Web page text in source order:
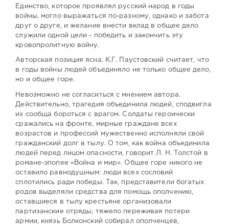
Единство, которое проявлял русский народ в годы
войны, могло выражаться по-разному, однако и забота
друг о друге, и желание внести вклад в общее дело
служили одной цели - победить и закончить эту
кровопролитную войну.
Авторская позиция ясна. К.Г. Паустовский считает, что
в годы войны людей объединяло не только общее дело,
но и общее горе.
Невозможно не согласиться с мнением автора.
Действительно, трагедия объединила людей, сподвигла
их сообща бороться с врагом. Солдаты героически
сражались на фронте, мирные граждане всех
возрастов и профессий мужественно исполняли свой
гражданский долг в тылу. О том, как война объединила
людей перед лицом опасности, говорит Л. Н. Толстой в
романе-эпопее «Война и мир». Общее горе никого не
оставило равнодушным: люди всех сословий
сплотились ради победы. Так, представители богатых
родов выделяли средства для помощь ополчению,
оставшиеся в тылу крестьяне организовали
партизанские отряды, тяжело переживая потери
армии, князь Болконский собирал ополченцев,